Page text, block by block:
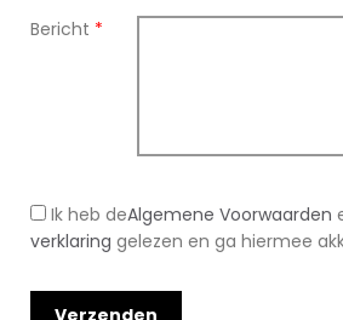
Bericht *
Ik heb deAlgemene Voorwaarden
verklaring gelezen en ga hiermee